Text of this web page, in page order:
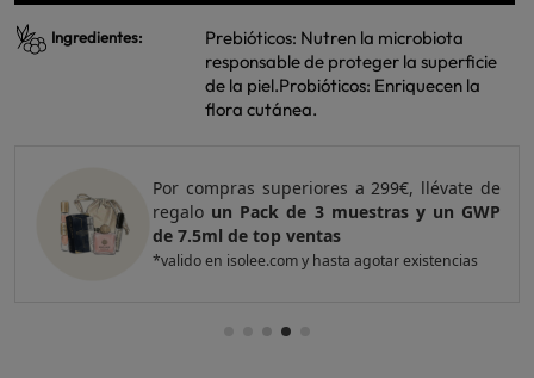
Ingredientes:
Prebióticos: Nutren la microbiota
responsable de proteger la superficie
de la piel.Probióticos: Enriquecen la
flora cutánea.
Por compras superiores a 420€, llévate de
regalo un Pack de 4 muestras y 2 GWP de
top ventas
*valido en isolee.com y hasta agotar existencias